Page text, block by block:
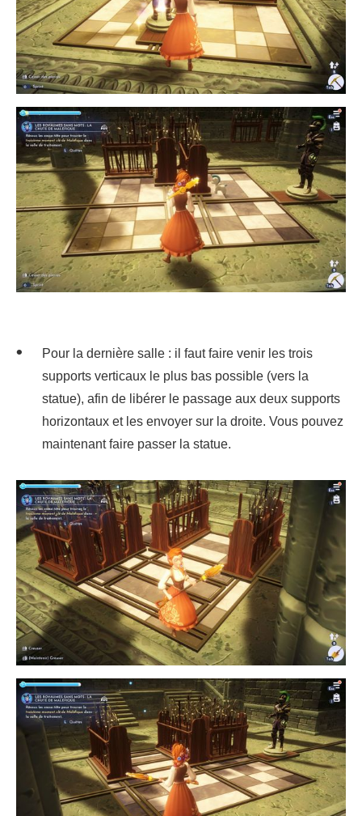
Pour la dernière salle : il faut faire venir les trois
supports verticaux le plus bas possible (vers la
statue), afin de libérer le passage aux deux supports
horizontaux et les envoyer sur la droite. Vous pouvez
maintenant faire passer la statue.